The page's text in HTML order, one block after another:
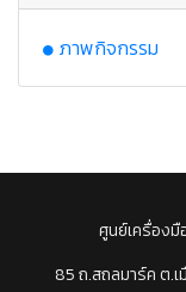
ภาพกิจกรรม
ศูนย์เครื่องมื
85 ถ.สถลมาร์ค ต.เ